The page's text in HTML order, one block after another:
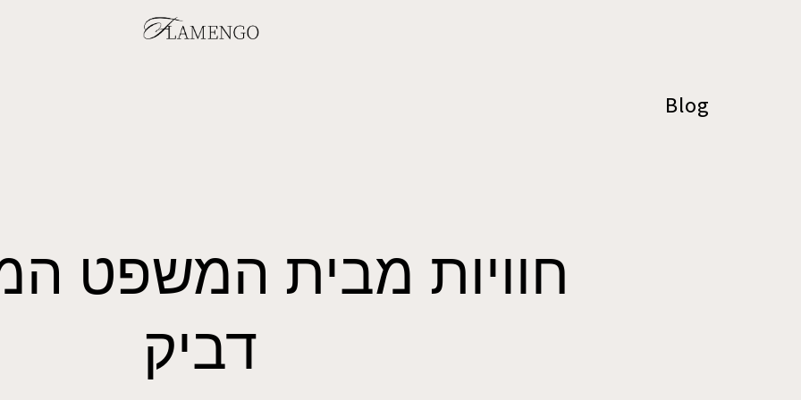
Blog
חוויות מבית המשפט
דביק